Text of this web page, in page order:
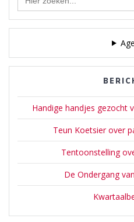
Handige handjes gezocht
Teun Koetsier over
Tentoonstelling
De Ondergang